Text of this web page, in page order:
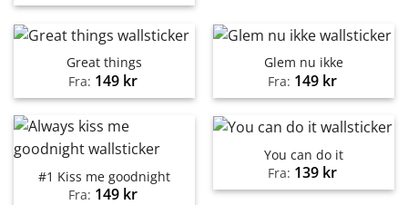
Great things
Fra: 149 kr
Glem nu ikke
Fra: 149 kr
#1 Kiss me goodnight
Fra: 149 kr
You can do it
Fra: 139 kr